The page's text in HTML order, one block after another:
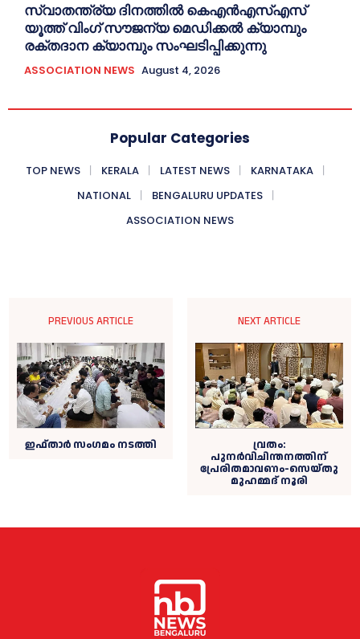
സ്വാതന്ത്ര്യ ദിനത്തിൽ കെഎൻഎസ്എസ്
യൂത്ത് വിംഗ് സൗജന്യ മെഡിക്കൽ ക്യാമ്പും
രക്തദാന ക്യാമ്പും സംഘടിപ്പിക്കുന്നു
ASSOCIATION NEWS August 4, 2026
Popular Categories
TOP NEWS KERALA LATEST NEWS
KARNATAKA
NATIONAL
BENGALURU UPDATES
ASSOCIATION NEWS
PREVIOUS ARTICLE
ഇഫ്താർ സംഗമം നടത്തി
NEXT ARTICLE
വ്രതം:
പുനർവിചിന്തനത്തിന്
പ്രേരിതമാവണം-സെയ്തു
മുഹമ്മദ് നൂരി